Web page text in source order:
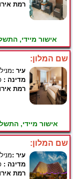
רמת
אישור מיידי,
שם המלון:
עיר :
מדינה :
רמת
אישור מיידי,
שם המלון:
עיר :
מדינה :
רמת